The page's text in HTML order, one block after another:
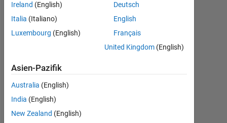
MATLAB
Answers
Abzeichen
3 Month Streak
02 Apr 2024
Ireland (English)
Italia (Italiano)
Luxembourg (English)
Deutsch
English
Français
United Kingdom (English)
Asien-Pazifik
Australia (English)
India (English)
New Zealand (English)